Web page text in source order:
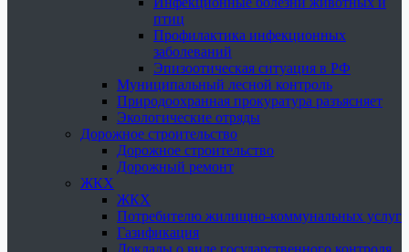
птиц
Профилактика инфекционных
заболеваний
Эпизоотическая ситуация в РФ
Муниципальный лесной контроль
Природоохранная прокуратура разъясняет
Экологические отряды
Дорожное строительство
Дорожное строительство
Дорожный ремонт
ЖКХ
ЖКХ
Потребителю жилищно-коммунальных услуг
Газификация
Доклады о виде государственного контроля